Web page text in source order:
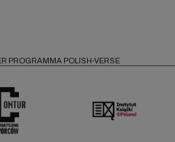
PROGRAMMA POLISH-VERSE